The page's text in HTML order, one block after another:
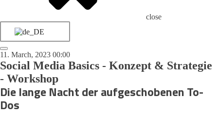
close
11. March, 2023 00:00
Social Media Basics - Konzept & Strategie
- Workshop
Die lange Nacht der aufgeschobenen To-
Dos